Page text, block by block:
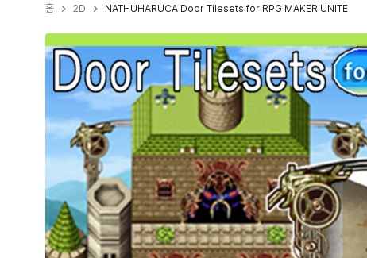
홈 2D NATHUHARUCA Door Tilesets for RPG MAKER UNITE
현재 슬라이드: 1 / 2